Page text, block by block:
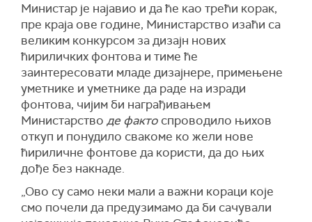
Министар је најавио и да ће као трећи корак,
пре краја ове године, Министарство изаћи са
великим конкурсом за дизајн нових
ћириличких фонтова и тиме ће
заинтересовати младе дизајнере, примењене
уметнике и уметнике да раде на изради
фонтова, чијим би награђивањем
Министарство де факто спроводило њихов
откуп и понудило свакоме ко жели нове
ћириличне фонтове да користи, да до њих
дође без накнаде.
„Ово су само неки мали а важни кораци које
смо почели да предузимамо да би сачували